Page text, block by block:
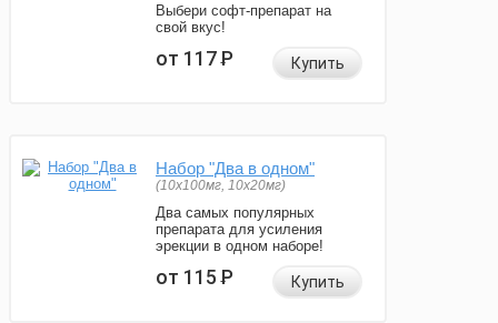
Выбери софт-препарат на
свой вкус!
от 117Р Купить
Набор "Два в одном"
(10x100мг, 10x20мг)
Два самых популярных
препарата для усиления
эрекции в одном наборе!
от 115Р Купить